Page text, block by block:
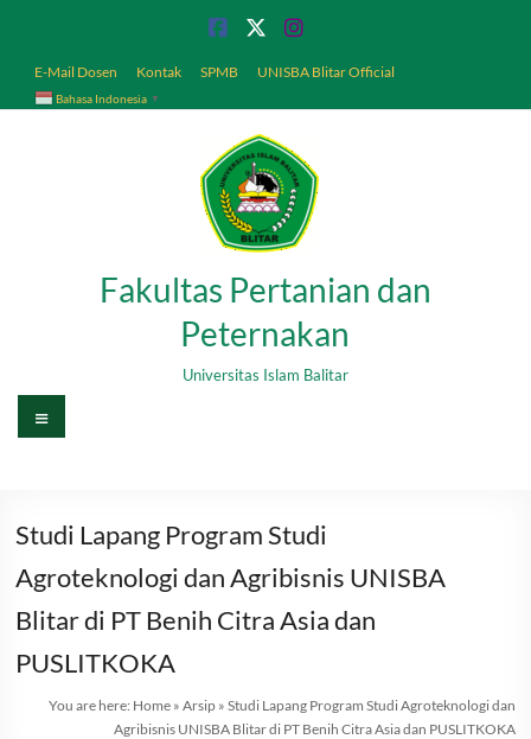
E-Mail Dosen Kontak SPMB UNISBA Blitar Official
Bahasa Indonesia ▼
Fakultas Pertanian dan
Peternakan
Universitas Islam Balitar
Menu
Studi Lapang Program Studi
Agroteknologi dan Agribisnis UNISBA
Blitar di PT Benih Citra Asia dan
PUSLITKOKA
You are here: Home» Arsip» Studi Lapang Program Studi Agroteknologi dan
Agribisnis UNISBA Blitar di PT Benih Citra Asia dan PUSLITKOKA